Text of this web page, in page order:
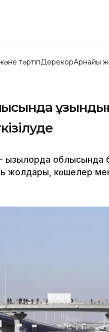
тәртіпДерекқорАрнайы
- Қызылорда
жолдары, көшелер